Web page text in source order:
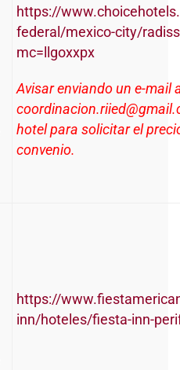
https://
federal/mexico-city/
mc=llgoxxpx
Avisar enviando un e-mail
hotel para solicitar el
convenio.
https://
inn/hoteles/fiesta-inn-